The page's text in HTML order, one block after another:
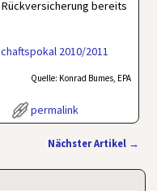
bereits
2010/2011
Quelle: Konrad Bumes, EPA
permalink
Nächster Artikel →